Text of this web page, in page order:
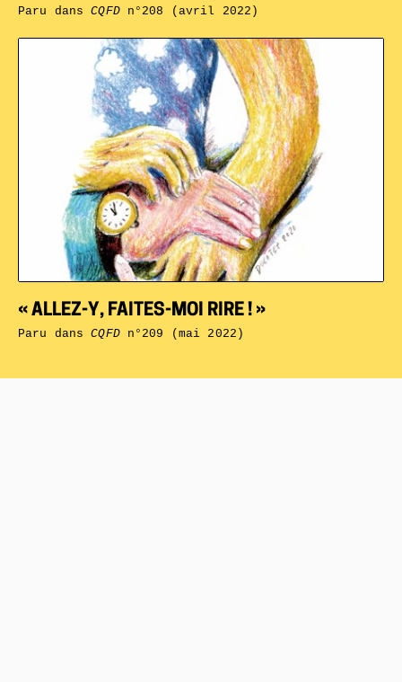
« ALLEZ-Y, FAITES-MOI RIRE ! »
Paru dansCQFDn°209 (mai 2022)
Paru dansCQFDn°208 (avril 2022)